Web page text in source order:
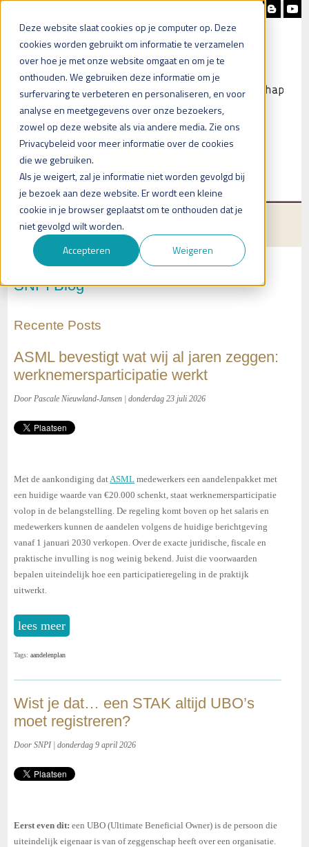
Deze website slaat cookies op je computer op. Deze
cookies worden gebruikt om informatie te verzamelen
over hoe je met onze website omgaat en om je te
onthouden. We gebruiken deze informatie om je
surfervaring te verbeteren en personaliseren, en voor
analyse en meetgegevens over onze bezoekers,
zowel op deze website als via andere media. Zie ons
Privacybeleid voor meer informatie over de cookies
die we gebruiken.
Als je weigert, zal je informatie niet worden gevolgd bij
je bezoek aan deze website. Er wordt een kleine
cookie in je browser geplaatst om te onthouden dat je
niet gevolgd wilt worden.
Accepteren
Weigeren
Heb je vragen?
SNPI Blog
Recente Posts
ASML bevestigt wat wij al jaren zeggen:
werknemersparticipatie werkt
Door Pascale Nieuwland-Jansen | donderdag 23 juli 2026
Met de aankondiging datASML medewerkers een aandelenpakket met
een huidige waarde van €20.000 schenkt, staat werknemersparticipatie
volop in de belangstelling. De regeling komt boven op het salaris en
medewerkers kunnen de aandelen volgens de huidige berichtgeving
vanaf 1 januari 2030 verkopen. Over de exacte juridische, fiscale en
praktische invulling is nog weinig bekend. Juist die voorwaarden
bepalen uiteindelijk hoe een participatieregeling in de praktijk
uitwerkt.
lees meer
Tags:aandelenplan
Wist je dat… een STAK altijd UBO’s
moet registreren?
Door SNPI | donderdag 9 april 2026
Eerst even dit: een UBO (Ultimate Beneficial Owner) is de persoon die
uiteindelijk eigenaar is van of zeggenschap heeft over een organisatie.